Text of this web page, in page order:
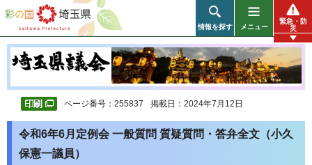
彩の国 埼玉県
情報を探す メニュー
緊急・防
災
ページ番号：255837 掲載日：2024年7月12日
令和6年6月定例会 一般質問 質疑質問・答弁全文（小久
保憲一議員）